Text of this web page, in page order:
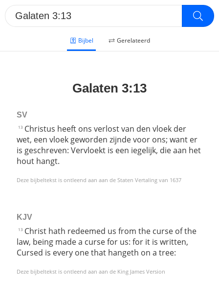
Bijbel Gerelateerd
Galaten 3:13
SV
13 Christus heeft ons verlost van den vloek der
wet, een vloek geworden zijnde voor ons; want er
is geschreven: Vervloekt is een iegelijk, die aan het
hout hangt.
Deze bijbeltekst is ontleend aan aan de Staten Vertaling van 1637
KJV
13 Christ hath redeemed us from the curse of the
law, being made a curse for us: for it is written,
Cursed is every one that hangeth on a tree:
Deze bijbeltekst is ontleend aan aan de King James Version